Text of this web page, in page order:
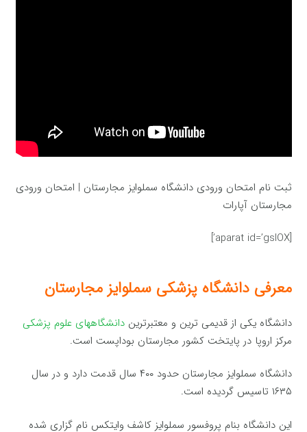
ثبت نام امتحان ورودی دانشگاه سملوایز مجارستان | امتحان ورودی
مجارستان آپارات
[aparat id=’gsIOX’]
معرفی دانشگاه پزشکی سملوایز مجارستان
دانشگاه یکی از قدیمی ترین و معتبرتریندانشگاههای علوم پزشکی
مرکز اروپا در پایتخت کشور مجارستان بوداپست است.
دانشگاه سملوایز مجارستان حدود ۴۰۰ سال قدمت دارد و در سال
۱۶۳۵ تاسیس گردیده است.
این دانشگاه بنام پروفسور سملوایز کاشف وایتکس نام گزاری شده